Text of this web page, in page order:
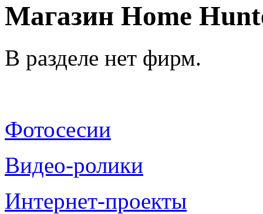
Магазин Home
В разделе нет фирм.
Фотосесии
Видео-ролики
Интернет-проекты